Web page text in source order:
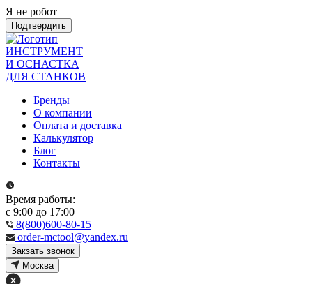
Я не робот
Подтвердить
ИНСТРУМЕНТ
И ОСНАСТКА
ДЛЯ СТАНКОВ
Бренды
О компании
Оплата и доставка
Калькулятор
Блог
Контакты
Время работы:
с 9:00 до 17:00
8(800)600-80-15
order-mctool@yandex.ru
Закзать звонок
Москва